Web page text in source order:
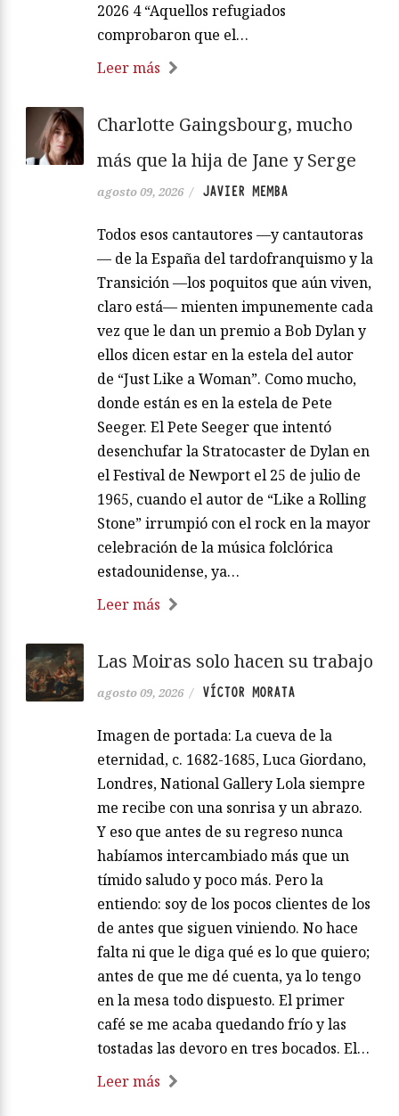
2026 4 “Aquellos refugiados
comprobaron que el…
Leer más
Charlotte Gaingsbourg, mucho
más que la hija de Jane y Serge
agosto 09, 2026 / JAVIER MEMBA
Todos esos cantautores —y cantautoras
— de la España del tardofranquismo y la
Transición —los poquitos que aún viven,
claro está— mienten impunemente cada
vez que le dan un premio a Bob Dylan y
ellos dicen estar en la estela del autor
de “Just Like a Woman”. Como mucho,
donde están es en la estela de Pete
Seeger. El Pete Seeger que intentó
desenchufar la Stratocaster de Dylan en
el Festival de Newport el 25 de julio de
1965, cuando el autor de “Like a Rolling
Stone” irrumpió con el rock en la mayor
celebración de la música folclórica
estadounidense, ya…
Leer más
Las Moiras solo hacen su trabajo
agosto 09, 2026 / VÍCTOR MORATA
Imagen de portada: La cueva de la
eternidad, c. 1682-1685, Luca Giordano,
Londres, National Gallery Lola siempre
me recibe con una sonrisa y un abrazo.
Y eso que antes de su regreso nunca
habíamos intercambiado más que un
tímido saludo y poco más. Pero la
entiendo: soy de los pocos clientes de los
de antes que siguen viniendo. No hace
falta ni que le diga qué es lo que quiero;
antes de que me dé cuenta, ya lo tengo
en la mesa todo dispuesto. El primer
café se me acaba quedando frío y las
tostadas las devoro en tres bocados. El…
Leer más